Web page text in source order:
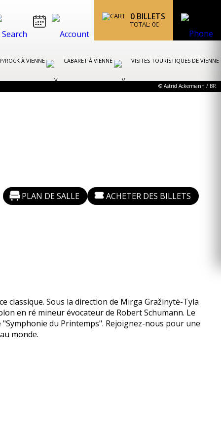
0 BILLETS
TOTAL: 0€
ROCK À VIENNE CABARET À VIENNE VISITES TOURISTIQUES DE VIENNE
© Astrid Ackermann / BR
PLAN DE SALLE ACHETER DES BILLETS
classique. Sous la direction de Mirga Gražinytė-Tyla
en ré mineur évocateur de Robert Schumann. Le
du Printemps". Rejoignez-nous pour une
monde.